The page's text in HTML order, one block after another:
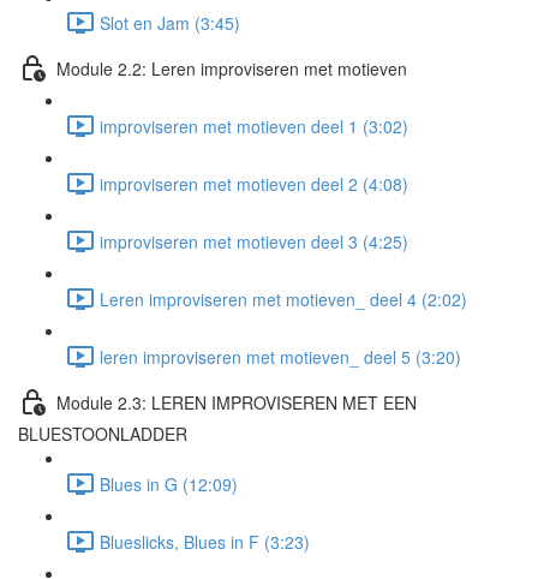
Slot en Jam (3:45)
Module 2.2: Leren improviseren met motieven
improviseren met motieven deel 1 (3:02)
improviseren met motieven deel 2 (4:08)
improviseren met motieven deel 3 (4:25)
Leren improviseren met motieven_ deel 4 (2:02)
leren improviseren met motieven_ deel 5 (3:20)
Module 2.3: LEREN IMPROVISEREN MET EEN
BLUESTOONLADDER
Blues in G (12:09)
Blueslicks, Blues in F (3:23)